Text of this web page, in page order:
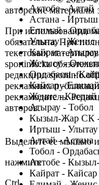
Актобе - Алтай
Астана - Иртыш
Елимай -
Улытау - Женис
Кайрат - Атырау
Жетысу -
Ордабасы -
Кайсар - Елимай
Женис - Каспий
Атырау - Тобол
Кызыл-Жар СК
Иртыш - Улытау
Алтай - Астана
Тобол -
Актобе -
Кайрат - Кайсар
авторские
При использовании
обязательна. При
текстовых
sportinfo.kz
редакции:
рекламных
рекламодатель.
авторов.
Заметили ошибку в
Выделите ее мышью и
нажмите